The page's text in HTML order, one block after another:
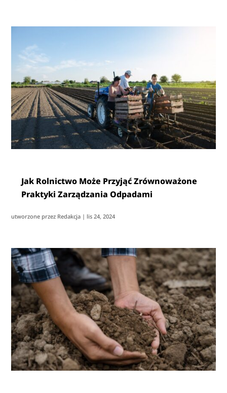
Jak Rolnictwo Może Przyjąć Zrównoważone
Praktyki Zarządzania Odpadami
utworzone przez Redakcja | lis 24, 2024